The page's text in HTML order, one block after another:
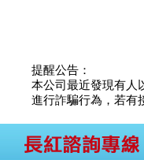
會決議日起兩日
報相關資
格斯科技*:公告
115/05/12重訊
止過戶起始日期)
將捷:代子公司
工程股份有限公
提醒公告：
本公司最近發現有人
進行詐騙行為，若有